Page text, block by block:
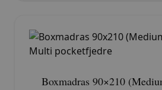
Boxmadras 90×210